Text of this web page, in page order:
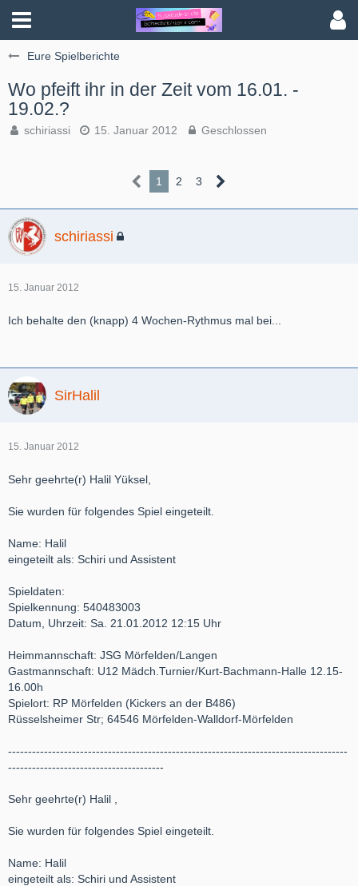
Eure Spielberichte
Wo pfeift ihr in der Zeit vom 16.01. -
19.02.?
schiriassi 15. Januar 2012 Geschlossen
1 2 3
schiriassi
15. Januar 2012
Ich behalte den (knapp) 4 Wochen-Rythmus mal bei...
SirHalil
15. Januar 2012
Sehr geehrte(r) Halil Yüksel,
Sie wurden für folgendes Spiel eingeteilt.
Name: Halil
eingeteilt als: Schiri und Assistent
Spieldaten:
Spielkennung: 540483003
Datum, Uhrzeit: Sa. 21.01.2012 12:15 Uhr
Heimmannschaft: JSG Mörfelden/Langen
Gastmannschaft: U12 Mädch.Turnier/Kurt-Bachmann-Halle 12.15-
16.00h
Spielort: RP Mörfelden (Kickers an der B486)
Rüsselsheimer Str; 64546 Mörfelden-Walldorf-Mörfelden
-------------------------------------------------------------------------------------
---------------------------------------
Sehr geehrte(r) Halil ,
Sie wurden für folgendes Spiel eingeteilt.
Name: Halil
eingeteilt als: Schiri und Assistent